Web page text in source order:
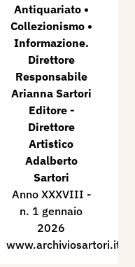
Antiquariato •
Collezionismo •
Informazione.
Direttore
Responsabile
Arianna Sartori
Editore -
Direttore
Artistico
Adalberto
Sartori
Anno XXXVIII -
n. 1 gennaio
2026
www.archiviosartori.it